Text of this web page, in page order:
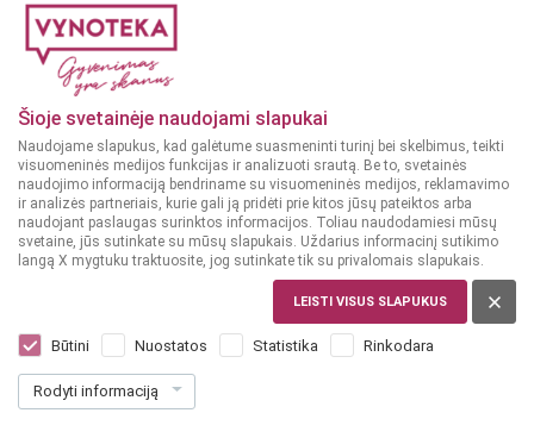
Šioje svetainėje naudojami slapukai
Naudojame slapukus, kad galėtume suasmeninti turinį bei skelbimus, teikti
visuomeninės medijos funkcijas ir analizuoti srautą. Be to, svetainės
naudojimo informaciją bendriname su visuomeninės medijos, reklamavimo
ir analizės partneriais, kurie gali ją pridėti prie kitos jūsų pateiktos arba
naudojant paslaugas surinktos informacijos. Toliau naudodamiesi mūsų
svetaine, jūs sutinkate su mūsų slapukais. Uždarius informacinį sutikimo
langą X mygtuku traktuosite, jog sutinkate tik su privalomais slapukais.
LEISTI VISUS SLAPUKUS
Būtini Nuostatos Statistika Rinkodara
Rodyti informaciją
Volfas Engelman Rinktinis 0,568 L
Dar nėra balsų, galite įvertinti
75